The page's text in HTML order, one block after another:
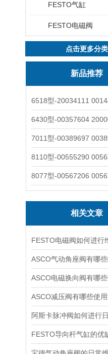
FESTO气缸
FESTO电磁阀
点击更多分类
新品推荐
相关文章
FESTO电磁阀如何进行
ASCO减压阀有哪些使
阿斯卡脉冲阀如何进行